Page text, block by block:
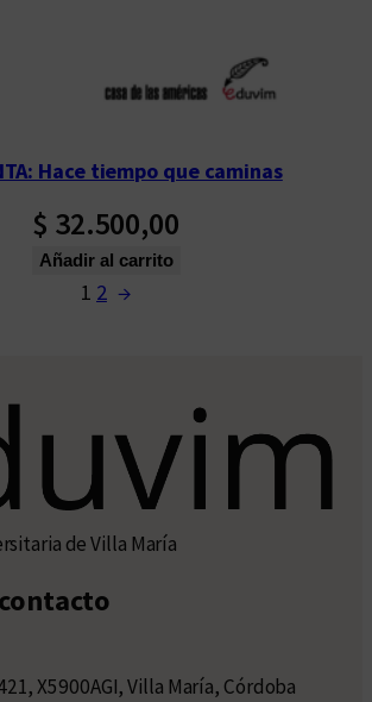
Hace tiempo que caminas
$ 32.500,00
Añadir al carrito
1 2 →
de Villa María
X5900AGI, Villa María, Córdoba